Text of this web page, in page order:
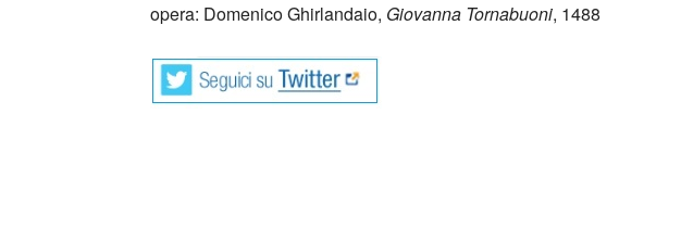
opera: Domenico Ghirlandaio, Giovanna Tornabuoni, 1488